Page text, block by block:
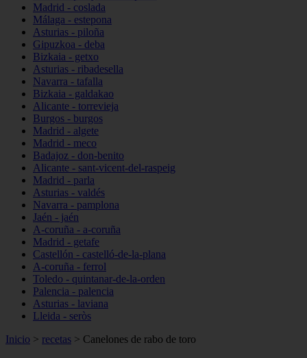
Madrid - coslada
Málaga - estepona
Asturias - piloña
Gipuzkoa - deba
Bizkaia - getxo
Asturias - ribadesella
Navarra - tafalla
Bizkaia - galdakao
Alicante - torrevieja
Burgos - burgos
Madrid - algete
Madrid - meco
Badajoz - don-benito
Alicante - sant-vicent-del-raspeig
Madrid - parla
Asturias - valdés
Navarra - pamplona
Jaén - jaén
A-coruña - a-coruña
Madrid - getafe
Castellón - castelló-de-la-plana
A-coruña - ferrol
Toledo - quintanar-de-la-orden
Palencia - palencia
Asturias - laviana
Lleida - seròs
Inicio > recetas > Canelones de rabo de toro